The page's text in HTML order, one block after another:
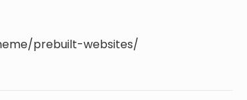
prebuilt-websites/